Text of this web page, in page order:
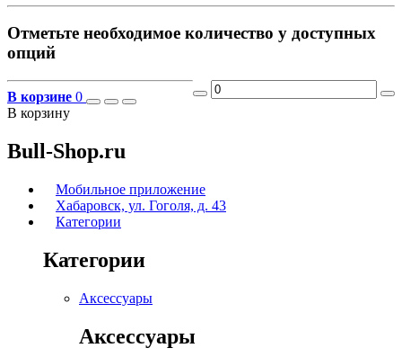
Отметьте необходимое количество у доступных
опций
В корзине 0
В корзину
Bull-Shop.ru
Мобильное приложение
Хабаровск, ул. Гоголя, д. 43
Категории
Категории
Аксессуары
Аксессуары